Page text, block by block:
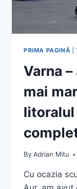
PRIMA PAGINĂ
Varna
mai
litoralul
By Adrian Mitu
Cu ocazia